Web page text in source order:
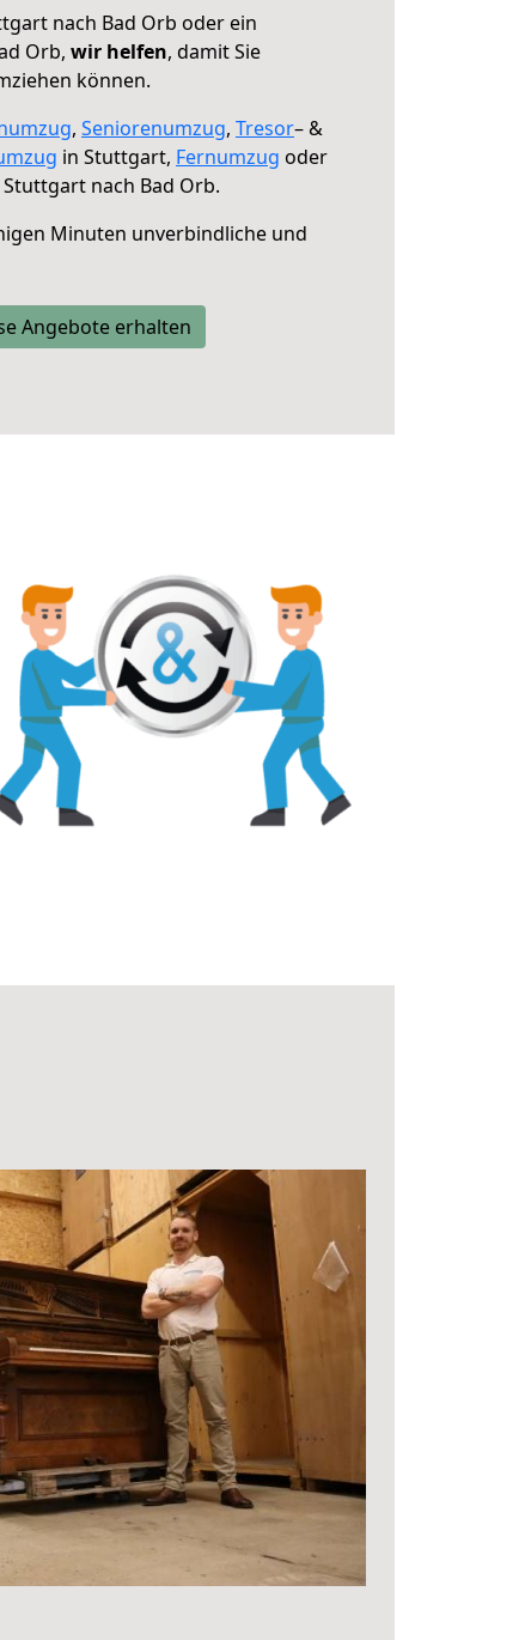
nach Bad Orb oder ein
Orb, wir helfen, damit Sie
können.
, Seniorenumzug, Tresor– &
in Stuttgart, Fernumzug oder
nach Bad Orb.
Minuten unverbindliche und
Angebote erhalten